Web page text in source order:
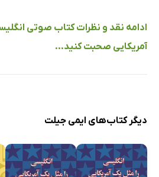
ادامه نقد و نظرات کتاب صوتی
آمریکایی صحبت کنید...
دیگر کتاب‌های ایمی جیلت